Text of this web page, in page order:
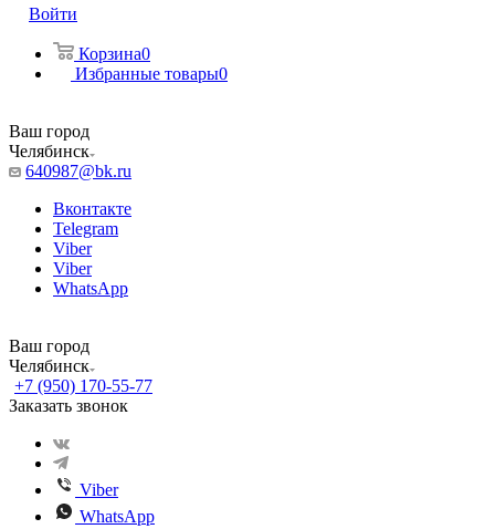
Войти
Корзина0
Избранные товары0
Ваш город
Челябинск
640987@bk.ru
Вконтакте
Telegram
Viber
Viber
WhatsApp
Ваш город
Челябинск
+7 (950) 170-55-77
Заказать звонок
Viber
WhatsApp